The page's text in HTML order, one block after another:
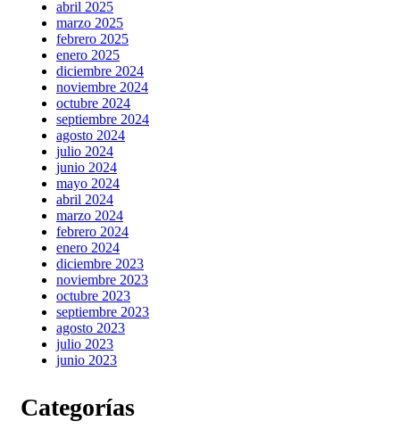
abril 2025
marzo 2025
febrero 2025
enero 2025
diciembre 2024
noviembre 2024
octubre 2024
septiembre 2024
agosto 2024
julio 2024
junio 2024
mayo 2024
abril 2024
marzo 2024
febrero 2024
enero 2024
diciembre 2023
noviembre 2023
octubre 2023
septiembre 2023
agosto 2023
julio 2023
junio 2023
Categorías